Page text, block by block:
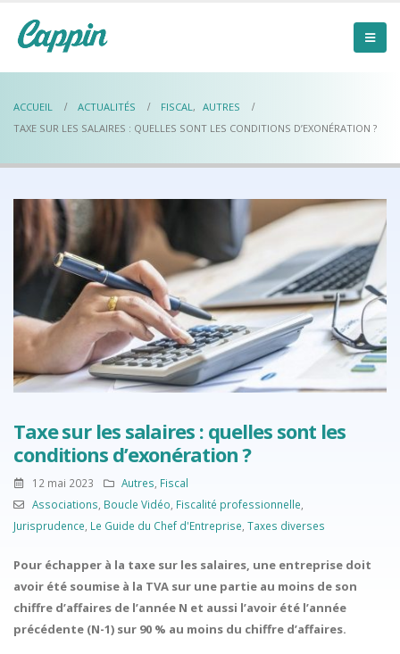
ACCUEIL ACTUALITÉS FISCAL, AUTRES
TAXE SUR LES SALAIRES : QUELLES SONT LES CONDITIONS D’EXONÉRATION ?
Taxe sur les salaires : quelles sont les
conditions d’exonération ?
12 mai 2023 Autres Fiscal
Associations Boucle Vidéo Fiscalité professionnelle
Jurisprudence Le Guide du Chef d'Entreprise Taxes diverses
Pour échapper à la taxe sur les salaires, une entreprise doit
avoir été soumise à la TVA sur une partie au moins de son
chiffre d’affaires de l’année N et aussi l’avoir été l’année
précédente (N-1) sur 90 % au moins du chiffre d’affaires.